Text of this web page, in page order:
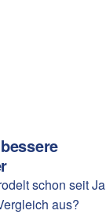
schon seit
aus?